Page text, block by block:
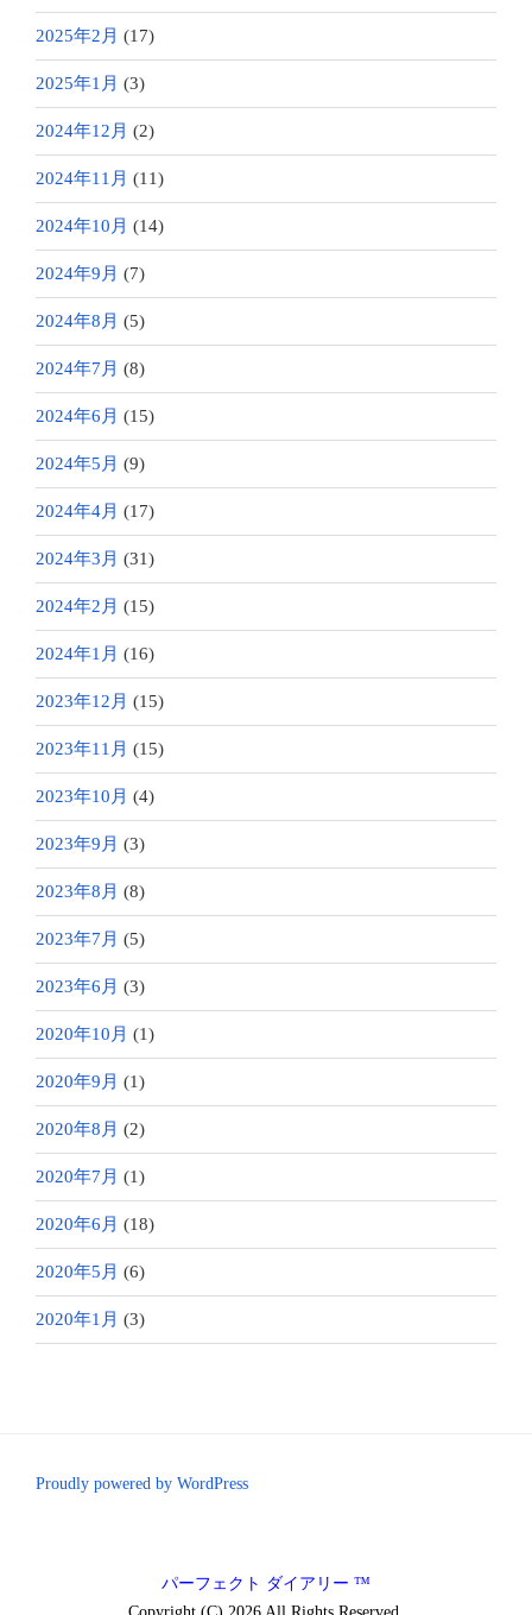
2025年2月 (17)
2025年1月 (3)
2024年12月 (2)
2024年11月 (11)
2024年10月 (14)
2024年9月 (7)
2024年8月 (5)
2024年7月 (8)
2024年6月 (15)
2024年5月 (9)
2024年4月 (17)
2024年3月 (31)
2024年2月 (15)
2024年1月 (16)
2023年12月 (15)
2023年11月 (15)
2023年10月 (4)
2023年9月 (3)
2023年8月 (8)
2023年7月 (5)
2023年6月 (3)
2020年10月 (1)
2020年9月 (1)
2020年8月 (2)
2020年7月 (1)
2020年6月 (18)
2020年5月 (6)
2020年1月 (3)
Proudly powered by WordPress
パーフェクト ダイアリー ™